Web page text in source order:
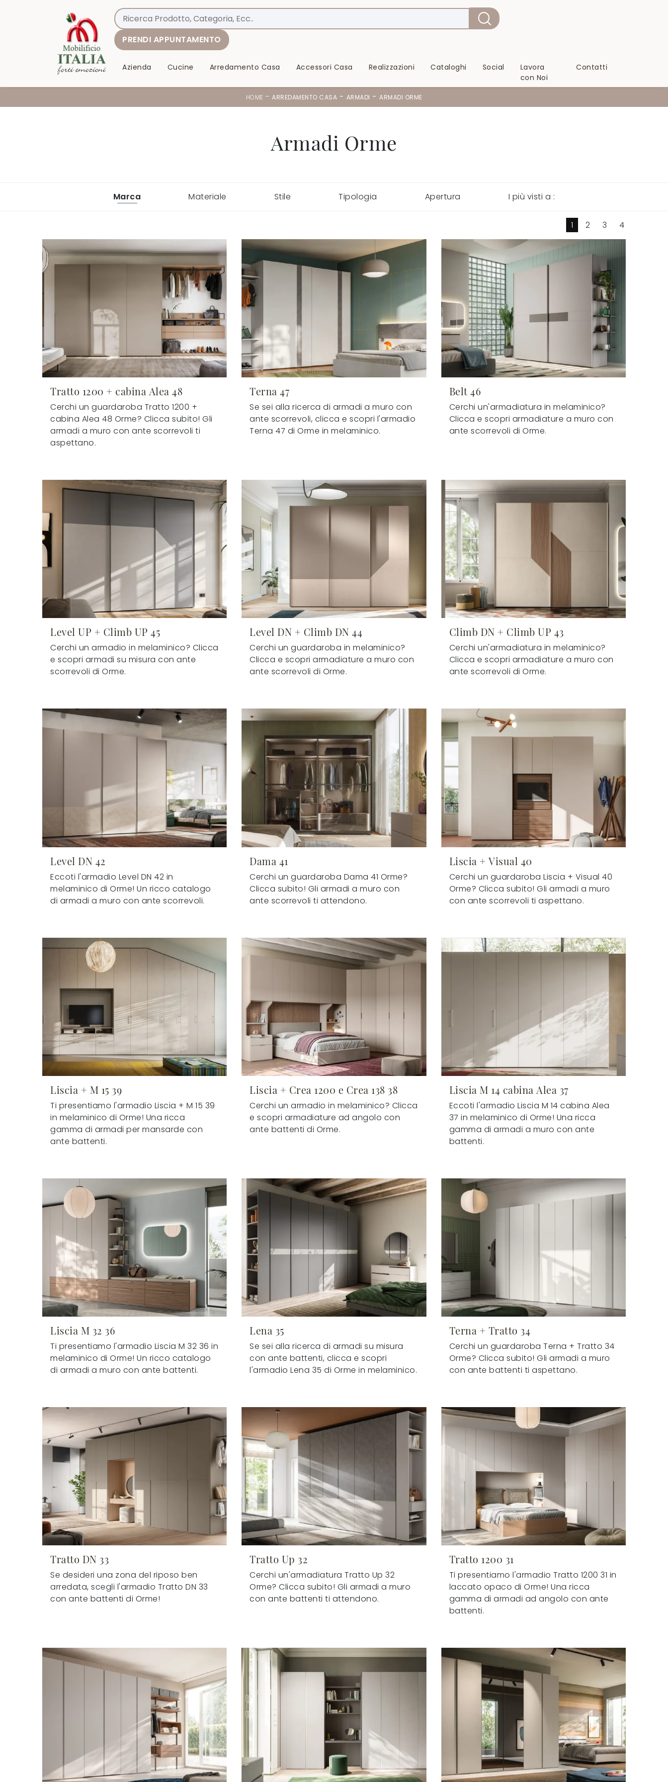
PRENDI APPUNTAMENTO
Azienda Cucine Arredamento Casa Accessori Casa Realizzazioni Cataloghi Social
Lavora
con Noi
Contatti
HOME - ARREDAMENTO CASA - ARMADI - ARMADI ORME
Armadi Orme
Marca Materiale Stile Tipologia Apertura I più visti a :
1 2 3 4
Tratto 1200 + cabina Alea 48
Cerchi un guardaroba Tratto 1200 +
cabina Alea 48 Orme? Clicca subito! Gli
armadi a muro con ante scorrevoli ti
aspettano.
Terna 47
Se sei alla ricerca di armadi a muro con
ante scorrevoli, clicca e scopri l'armadio
Terna 47 di Orme in melaminico.
Belt 46
Cerchi un'armadiatura in melaminico?
Clicca e scopri armadiature a muro con
ante scorrevoli di Orme.
Level UP + Climb UP 45
Cerchi un armadio in melaminico? Clicca
e scopri armadi su misura con ante
scorrevoli di Orme.
Level DN + Climb DN 44
Cerchi un guardaroba in melaminico?
Clicca e scopri armadiature a muro con
ante scorrevoli di Orme.
Climb DN + Climb UP 43
Cerchi un'armadiatura in melaminico?
Clicca e scopri armadiature a muro con
ante scorrevoli di Orme.
Level DN 42
Eccoti l'armadio Level DN 42 in
melaminico di Orme! Un ricco catalogo
di armadi a muro con ante scorrevoli.
Dama 41
Cerchi un guardaroba Dama 41 Orme?
Clicca subito! Gli armadi a muro con
ante scorrevoli ti attendono.
Liscia + Visual 40
Cerchi un guardaroba Liscia + Visual 40
Orme? Clicca subito! Gli armadi a muro
con ante scorrevoli ti aspettano.
Liscia + M 15 39
Ti presentiamo l'armadio Liscia + M 15 39
in melaminico di Orme! Una ricca
gamma di armadi per mansarde con
ante battenti.
Liscia + Crea 1200 e Crea 138 38
Cerchi un armadio in melaminico? Clicca
e scopri armadiature ad angolo con
ante battenti di Orme.
Liscia M 14 cabina Alea 37
Eccoti l'armadio Liscia M 14 cabina Alea
37 in melaminico di Orme! Una ricca
gamma di armadi a muro con ante
battenti.
Liscia M 32 36
Ti presentiamo l'armadio Liscia M 32 36 in
melaminico di Orme! Un ricco catalogo
di armadi a muro con ante battenti.
Lena 35
Se sei alla ricerca di armadi su misura
con ante battenti, clicca e scopri
l'armadio Lena 35 di Orme in melaminico.
Terna + Tratto 34
Cerchi un guardaroba Terna + Tratto 34
Orme? Clicca subito! Gli armadi a muro
con ante battenti ti aspettano.
Tratto DN 33
Se desideri una zona del riposo ben
arredata, scegli l'armadio Tratto DN 33
con ante battenti di Orme!
Tratto Up 32
Cerchi un'armadiatura Tratto Up 32
Orme? Clicca subito! Gli armadi a muro
con ante battenti ti attendono.
Tratto 1200 31
Ti presentiamo l'armadio Tratto 1200 31 in
laccato opaco di Orme! Una ricca
gamma di armadi ad angolo con ante
battenti.